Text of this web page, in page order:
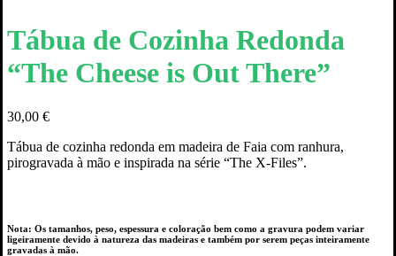
Tábua de Cozinha Redonda
“The Cheese is Out There”
30,00 €
Tábua de cozinha redonda em madeira de Faia com ranhura,
pirogravada à mão e inspirada na série “The X-Files”.
Nota: Os tamanhos, peso, espessura e coloração bem como a gravura podem variar
ligeiramente devido à natureza das madeiras e também por serem peças inteiramente
gravadas à mão.